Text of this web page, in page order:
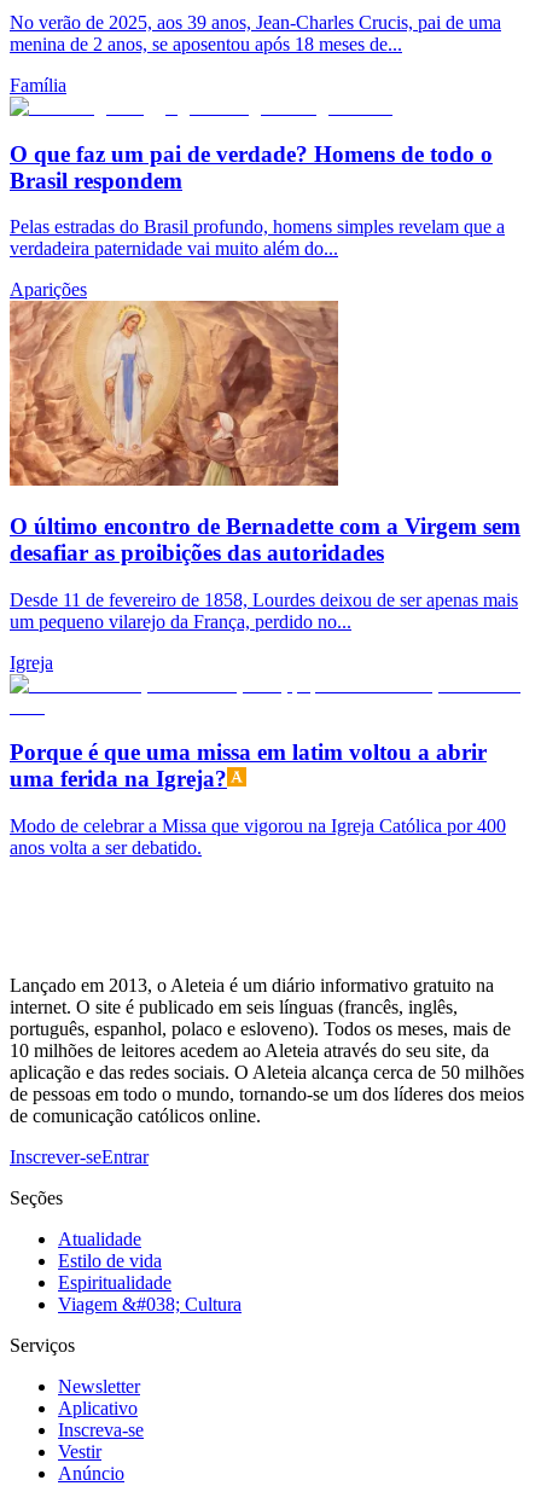
No verão de 2025, aos 39 anos, Jean-Charles Crucis, pai de uma
menina de 2 anos, se aposentou após 18 meses de...
Família
O que faz um pai de verdade? Homens de todo o
Brasil respondem
Pelas estradas do Brasil profundo, homens simples revelam que a
verdadeira paternidade vai muito além do...
Aparições
O último encontro de Bernadette com a Virgem sem
desafiar as proibições das autoridades
Desde 11 de fevereiro de 1858, Lourdes deixou de ser apenas mais
um pequeno vilarejo da França, perdido no...
Igreja
Porque é que uma missa em latim voltou a abrir
uma ferida na Igreja?
Modo de celebrar a Missa que vigorou na Igreja Católica por 400
anos volta a ser debatido.
Lançado em 2013, o Aleteia é um diário informativo gratuito na
internet. O site é publicado em seis línguas (francês, inglês,
português, espanhol, polaco e esloveno). Todos os meses, mais de
10 milhões de leitores acedem ao Aleteia através do seu site, da
aplicação e das redes sociais. O Aleteia alcança cerca de 50 milhões
de pessoas em todo o mundo, tornando-se um dos líderes dos meios
de comunicação católicos online.
Inscrever-seEntrar
Seções
Atualidade
Estilo de vida
Espiritualidade
Viagem &#038; Cultura
Serviços
Newsletter
Aplicativo
Inscreva-se
Vestir
Anúncio